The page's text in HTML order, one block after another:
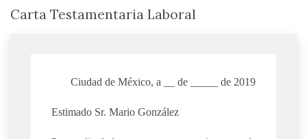
Carta Testamentaria Laboral
Ciudad de México, a __ de _____ de 2019
Estimado Sr. Mario González